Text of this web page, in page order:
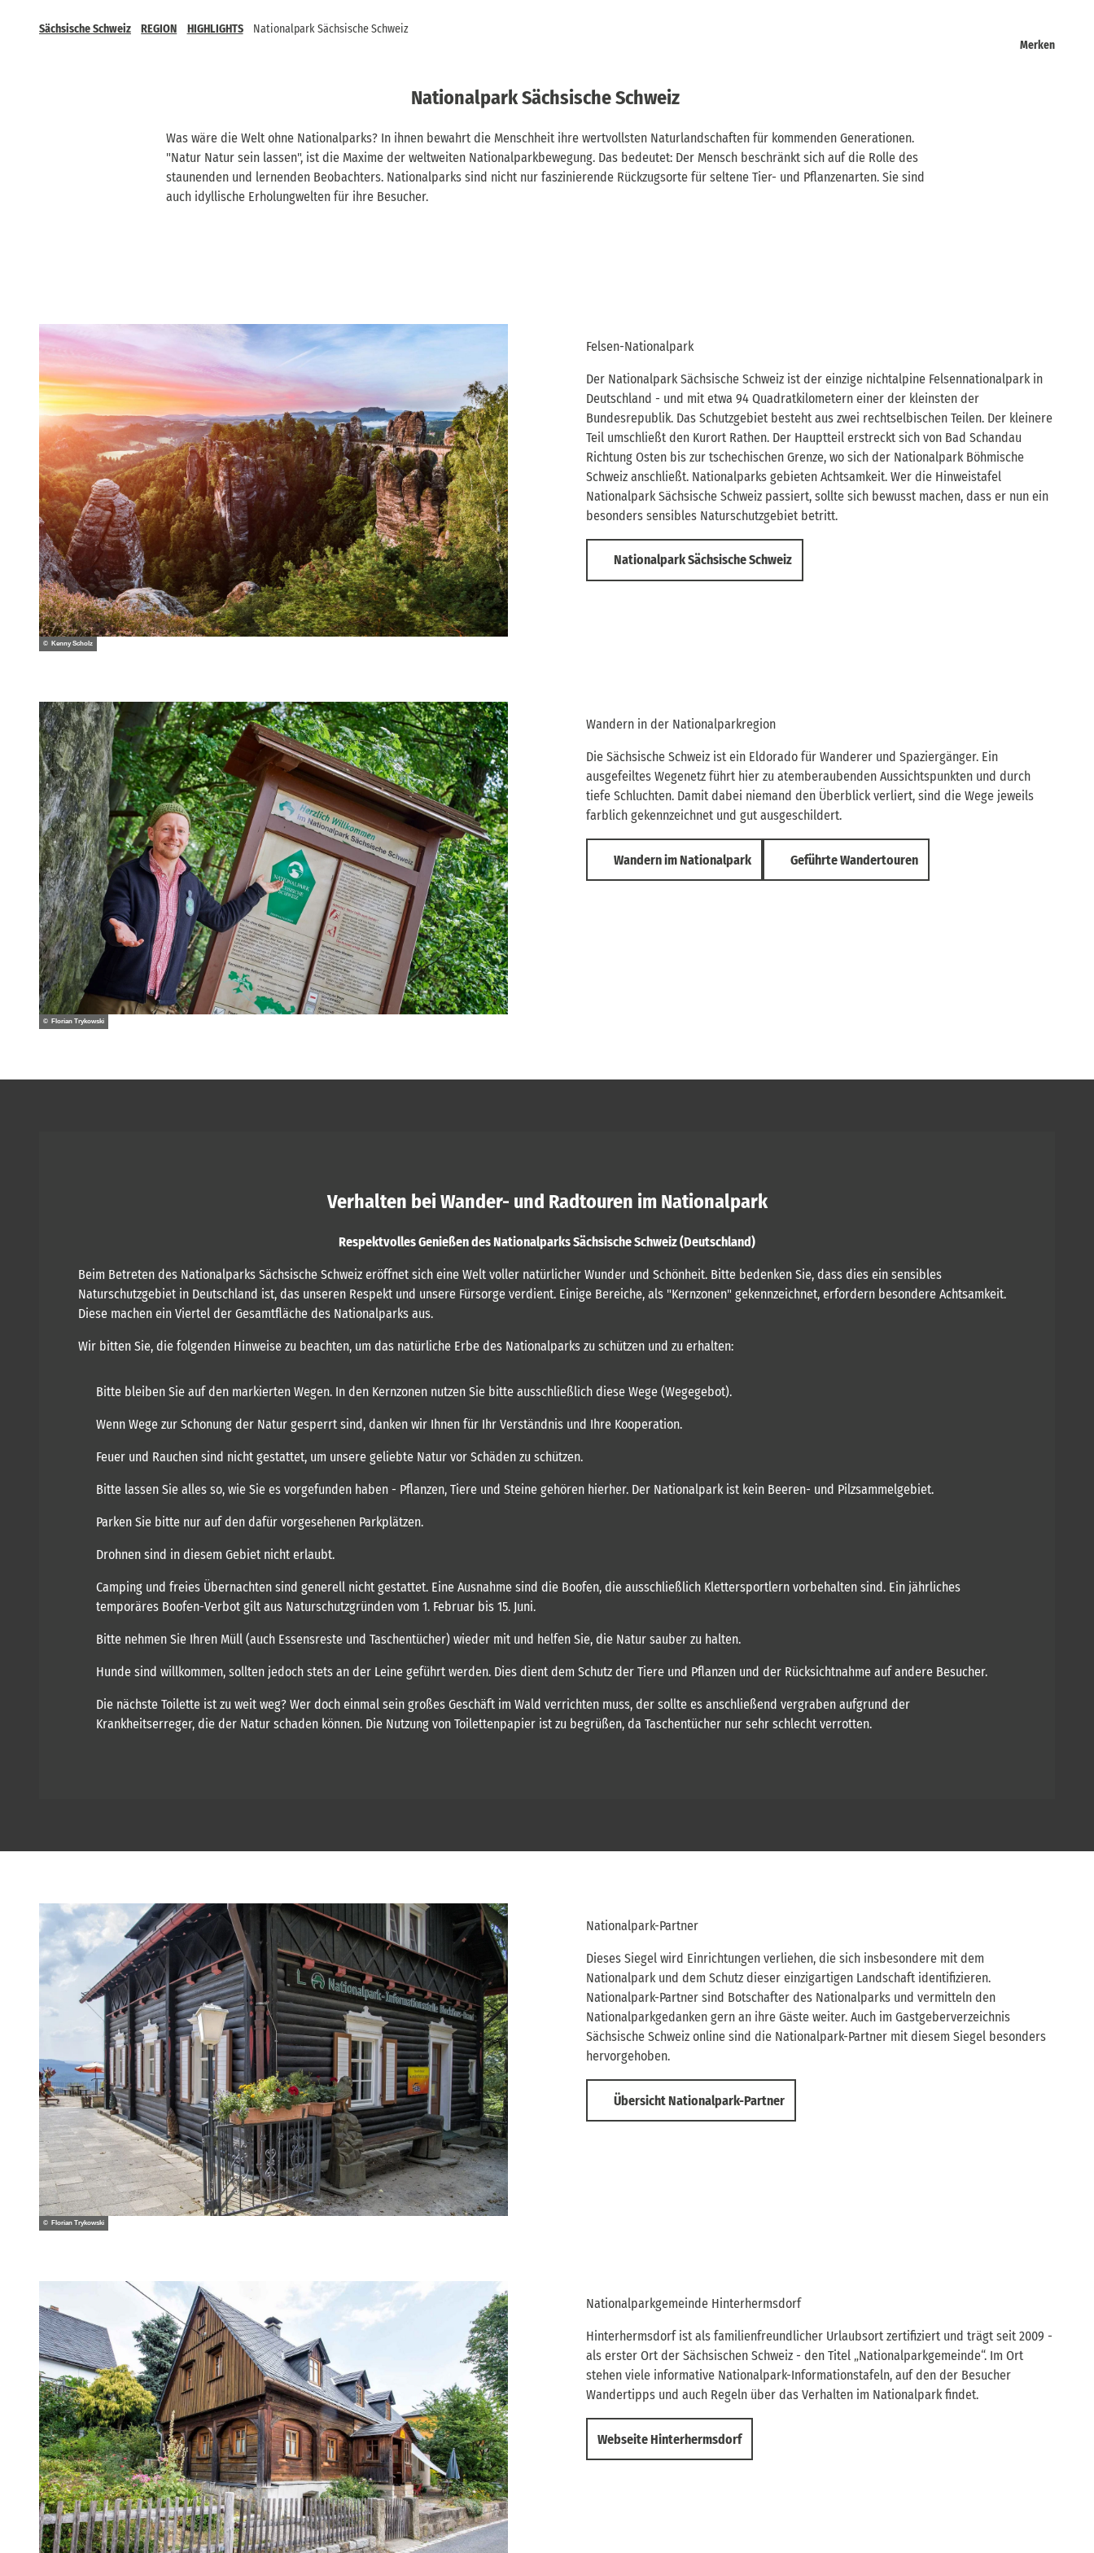
Sächsische Schweiz REGION HIGHLIGHTS
Nationalpark Sächsische Schweiz
Merken
Nationalpark Sächsische Schweiz
Was wäre die Welt ohne Nationalparks? In ihnen bewahrt die Menschheit ihre wertvollsten Naturlandschaften für kommenden Generationen.
"Natur Natur sein lassen", ist die Maxime der weltweiten Nationalparkbewegung. Das bedeutet: Der Mensch beschränkt sich auf die Rolle des
staunenden und lernenden Beobachters. Nationalparks sind nicht nur faszinierende Rückzugsorte für seltene Tier- und Pflanzenarten. Sie sind
auch idyllische Erholungwelten für ihre Besucher.
© Kenny Scholz
Felsen-Nationalpark
Der Nationalpark Sächsische Schweiz ist der einzige nichtalpine Felsennationalpark in
Deutschland - und mit etwa 94 Quadratkilometern einer der kleinsten der
Bundesrepublik. Das Schutzgebiet besteht aus zwei rechtselbischen Teilen. Der kleinere
Teil umschließt den Kurort Rathen. Der Hauptteil erstreckt sich von Bad Schandau
Richtung Osten bis zur tschechischen Grenze, wo sich der Nationalpark Böhmische
Schweiz anschließt. Nationalparks gebieten Achtsamkeit. Wer die Hinweistafel
Nationalpark Sächsische Schweiz passiert, sollte sich bewusst machen, dass er nun ein
besonders sensibles Naturschutzgebiet betritt.
Nationalpark Sächsische Schweiz
© Florian Trykowski
Wandern in der Nationalparkregion
Die Sächsische Schweiz ist ein Eldorado für Wanderer und Spaziergänger. Ein
ausgefeiltes Wegenetz führt hier zu atemberaubenden Aussichtspunkten und durch
tiefe Schluchten. Damit dabei niemand den Überblick verliert, sind die Wege jeweils
farblich gekennzeichnet und gut ausgeschildert.
Wandern im Nationalpark Geführte Wandertouren
Verhalten bei Wander- und Radtouren im Nationalpark
Respektvolles Genießen des Nationalparks Sächsische Schweiz (Deutschland)
Beim Betreten des Nationalparks Sächsische Schweiz eröffnet sich eine Welt voller natürlicher Wunder und Schönheit. Bitte bedenken Sie, dass dies ein sensibles
Naturschutzgebiet in Deutschland ist, das unseren Respekt und unsere Fürsorge verdient. Einige Bereiche, als "Kernzonen" gekennzeichnet, erfordern besondere Achtsamkeit.
Diese machen ein Viertel der Gesamtfläche des Nationalparks aus.
Wir bitten Sie, die folgenden Hinweise zu beachten, um das natürliche Erbe des Nationalparks zu schützen und zu erhalten:
Bitte bleiben Sie auf den markierten Wegen. In den Kernzonen nutzen Sie bitte ausschließlich diese Wege (Wegegebot).
Wenn Wege zur Schonung der Natur gesperrt sind, danken wir Ihnen für Ihr Verständnis und Ihre Kooperation.
Feuer und Rauchen sind nicht gestattet, um unsere geliebte Natur vor Schäden zu schützen.
Bitte lassen Sie alles so, wie Sie es vorgefunden haben - Pflanzen, Tiere und Steine gehören hierher. Der Nationalpark ist kein Beeren- und Pilzsammelgebiet.
Parken Sie bitte nur auf den dafür vorgesehenen Parkplätzen.
Drohnen sind in diesem Gebiet nicht erlaubt.
Camping und freies Übernachten sind generell nicht gestattet. Eine Ausnahme sind die Boofen, die ausschließlich Klettersportlern vorbehalten sind. Ein jährliches
temporäres Boofen-Verbot gilt aus Naturschutzgründen vom 1. Februar bis 15. Juni.
Bitte nehmen Sie Ihren Müll (auch Essensreste und Taschentücher) wieder mit und helfen Sie, die Natur sauber zu halten.
Hunde sind willkommen, sollten jedoch stets an der Leine geführt werden. Dies dient dem Schutz der Tiere und Pflanzen und der Rücksichtnahme auf andere Besucher.
Die nächste Toilette ist zu weit weg? Wer doch einmal sein großes Geschäft im Wald verrichten muss, der sollte es anschließend vergraben aufgrund der
Krankheitserreger, die der Natur schaden können. Die Nutzung von Toilettenpapier ist zu begrüßen, da Taschentücher nur sehr schlecht verrotten.
© Florian Trykowski
Nationalpark-Partner
Dieses Siegel wird Einrichtungen verliehen, die sich insbesondere mit dem
Nationalpark und dem Schutz dieser einzigartigen Landschaft identifizieren.
Nationalpark-Partner sind Botschafter des Nationalparks und vermitteln den
Nationalparkgedanken gern an ihre Gäste weiter. Auch im Gastgeberverzeichnis
Sächsische Schweiz online sind die Nationalpark-Partner mit diesem Siegel besonders
hervorgehoben.
Übersicht Nationalpark-Partner
Nationalparkgemeinde Hinterhermsdorf
Hinterhermsdorf ist als familienfreundlicher Urlaubsort zertifiziert und trägt seit 2009 -
als erster Ort der Sächsischen Schweiz - den Titel „Nationalparkgemeinde“. Im Ort
stehen viele informative Nationalpark-Informationstafeln, auf den der Besucher
Wandertipps und auch Regeln über das Verhalten im Nationalpark findet.
Webseite Hinterhermsdorf